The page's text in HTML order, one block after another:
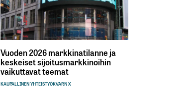
Vuoden 2026 markkinatilanne ja
keskeiset sijoitusmarkkinoihin
vaikuttavat teemat
KAUPALLINEN YHTEISTYÖKVARN X